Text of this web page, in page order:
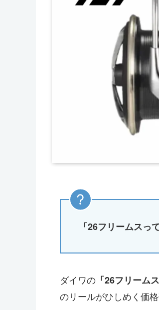
「26フリームスっ
ダイワの 「26フリームス
のリールがひしめく価格